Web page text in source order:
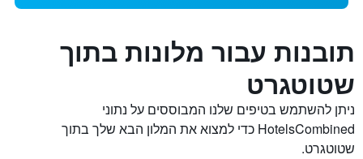
תובנות עבור מלונות בתוך
שטוטגרט
ניתן להשתמש בטיפים שלנו המבוססים על נתוני
HotelsCombined כדי למצוא את המלון הבא שלך בתוך
שטוטגרט.